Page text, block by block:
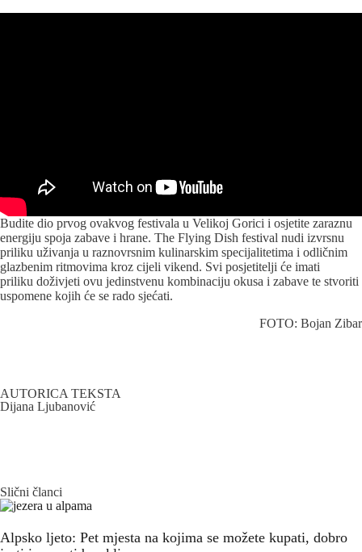
Budite dio prvog ovakvog festivala u Velikoj Gorici i osjetite zaraznu
energiju spoja zabave i hrane. The Flying Dish festival nudi izvrsnu
priliku uživanja u raznovrsnim kulinarskim specijalitetima i odličnim
glazbenim ritmovima kroz cijeli vikend. Svi posjetitelji će imati
priliku doživjeti ovu jedinstvenu kombinaciju okusa i zabave te stvoriti
uspomene kojih će se rado sjećati.
FOTO: Bojan Zibar
AUTORICA TEKSTA
Dijana Ljubanović
Slični članci
Alpsko ljeto: Pet mjesta na kojima se možete kupati, dobro